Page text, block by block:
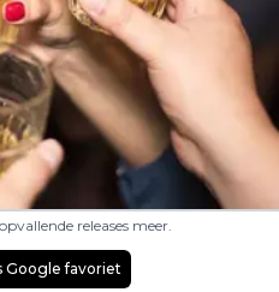
releases meer.
Google favoriet